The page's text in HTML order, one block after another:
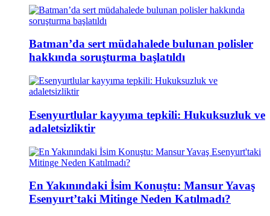
Batman’da sert müdahalede bulunan polisler
hakkında soruşturma başlatıldı
Esenyurtlular kayyıma tepkili: Hukuksuzluk ve
adaletsizliktir
En Yakınındaki İsim Konuştu: Mansur Yavaş
Esenyurt’taki Mitinge Neden Katılmadı?